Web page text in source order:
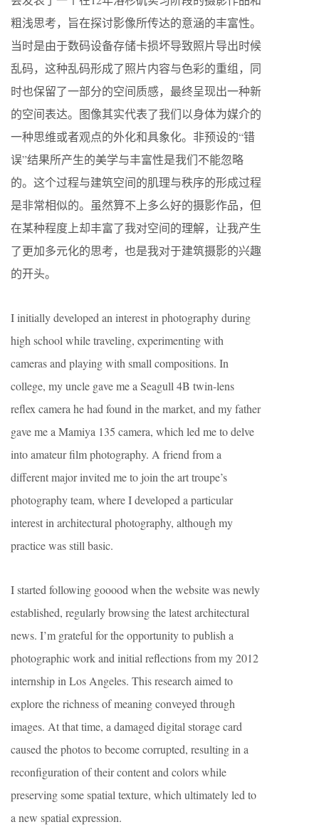
粗浅思考，旨在探讨影像所传达的意涵的丰富性。
当时是由于数码设备存储卡损坏导致照片导出时候
乱码，这种乱码形成了照片内容与色彩的重组，同
时也保留了一部分的空间质感，最终呈现出一种新
的空间表达。图像其实代表了我们以身体为媒介的
一种思维或者观点的外化和具象化。非预设的“错
误”结果所产生的美学与丰富性是我们不能忽略
的。这个过程与建筑空间的肌理与秩序的形成过程
是非常相似的。虽然算不上多么好的摄影作品，但
在某种程度上却丰富了我对空间的理解，让我产生
了更加多元化的思考，也是我对于建筑摄影的兴趣
的开头。
I initially developed an interest in photography during
high school while traveling, experimenting with
cameras and playing with small compositions. In
college, my uncle gave me a Seagull 4B twin-lens
reflex camera he had found in the market, and my father
gave me a Mamiya 135 camera, which led me to delve
into amateur film photography. A friend from a
different major invited me to join the art troupe’s
photography team, where I developed a particular
interest in architectural photography, although my
practice was still basic.
I started following gooood when the website was newly
established, regularly browsing the latest architectural
news. I’m grateful for the opportunity to publish a
photographic work and initial reflections from my 2012
internship in Los Angeles. This research aimed to
explore the richness of meaning conveyed through
images. At that time, a damaged digital storage card
caused the photos to become corrupted, resulting in a
reconfiguration of their content and colors while
preserving some spatial texture, which ultimately led to
a new spatial expression.